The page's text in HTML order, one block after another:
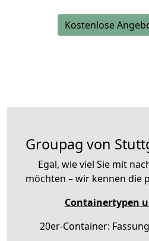
Kostenlose
Groupag von
Egal, wie viel Sie mit
möchten – wir kennen die
Containertypen
20er-Container: